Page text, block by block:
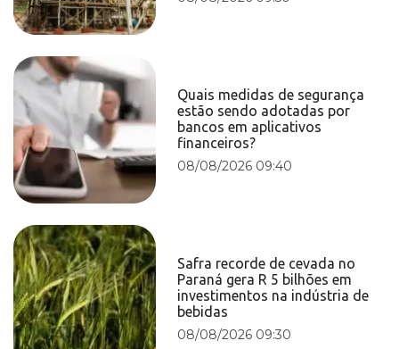
Quais medidas de segurança
estão sendo adotadas por
bancos em aplicativos
financeiros?
08/08/2026 09:40
Safra recorde de cevada no
Paraná gera R 5 bilhões em
investimentos na indústria de
bebidas
08/08/2026 09:30